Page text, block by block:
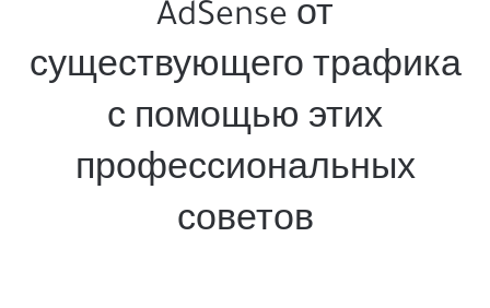
AdSense от
существующего трафика
с помощью этих
профессиональных
советов